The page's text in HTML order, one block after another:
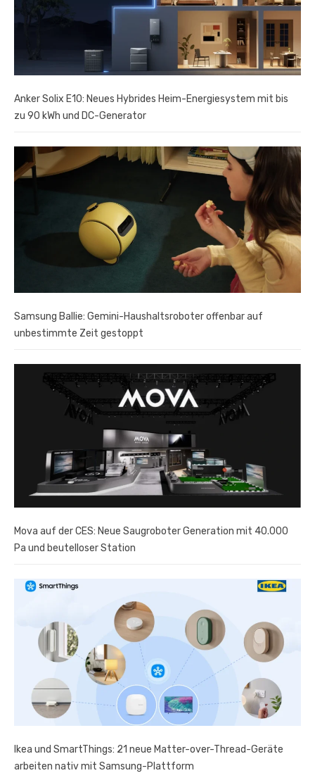
Anker Solix E10: Neues Hybrides Heim-Energiesystem mit bis
zu 90 kWh und DC-Generator
Samsung Ballie: Gemini-Haushaltsroboter offenbar auf
unbestimmte Zeit gestoppt
Mova auf der CES: Neue Saugroboter Generation mit 40.000
Pa und beutelloser Station
Ikea und SmartThings: 21 neue Matter-over-Thread-Geräte
arbeiten nativ mit Samsung-Plattform